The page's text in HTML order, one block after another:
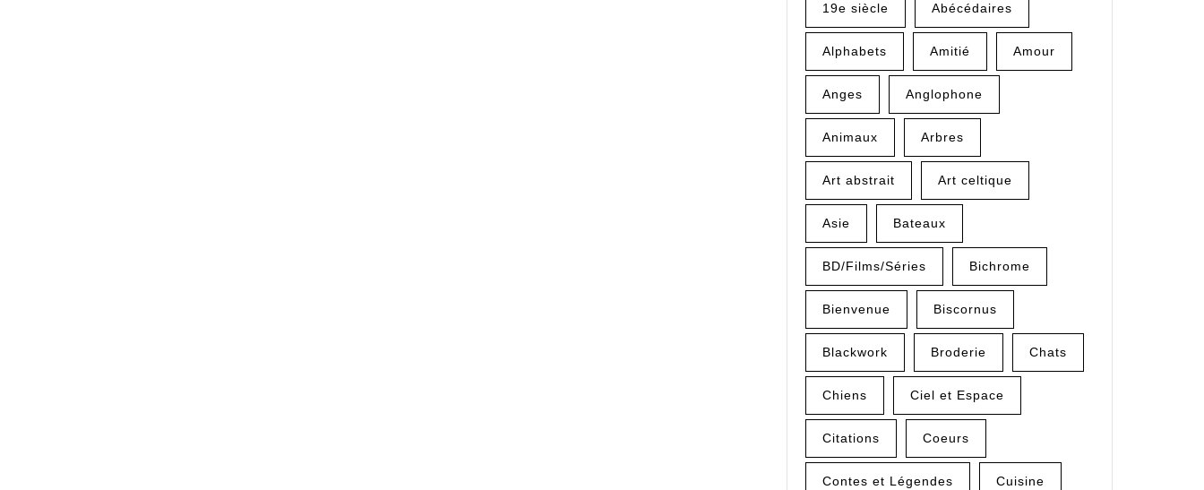
19e siècle Abécédaires
Alphabets Amitié Amour
Anges Anglophone
Animaux Arbres
Art abstrait Art celtique
Asie Bateaux
BD/Films/Séries Bichrome
Bienvenue Biscornus
Blackwork Broderie Chats
Chiens Ciel et Espace
Citations Coeurs
Contes et Légendes Cuisine